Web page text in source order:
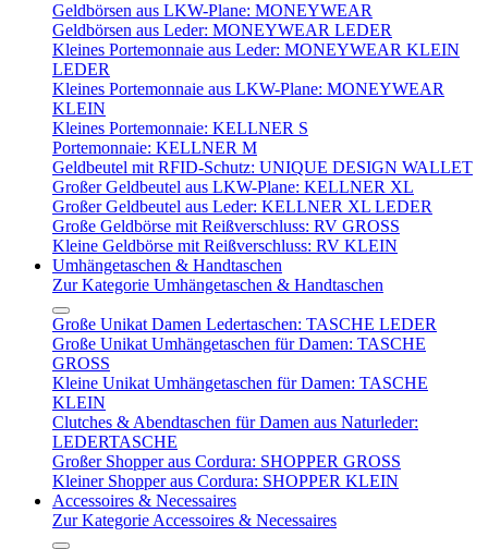
Geldbörsen aus LKW-Plane: MONEYWEAR
Geldbörsen aus Leder: MONEYWEAR LEDER
Kleines Portemonnaie aus Leder: MONEYWEAR KLEIN
LEDER
Kleines Portemonnaie aus LKW-Plane: MONEYWEAR
KLEIN
Kleines Portemonnaie: KELLNER S
Portemonnaie: KELLNER M
Geldbeutel mit RFID-Schutz: UNIQUE DESIGN WALLET
Großer Geldbeutel aus LKW-Plane: KELLNER XL
Großer Geldbeutel aus Leder: KELLNER XL LEDER
Große Geldbörse mit Reißverschluss: RV GROSS
Kleine Geldbörse mit Reißverschluss: RV KLEIN
Umhängetaschen & Handtaschen
Zur Kategorie Umhängetaschen & Handtaschen
Große Unikat Damen Ledertaschen: TASCHE LEDER
Große Unikat Umhängetaschen für Damen: TASCHE
GROSS
Kleine Unikat Umhängetaschen für Damen: TASCHE
KLEIN
Clutches & Abendtaschen für Damen aus Naturleder:
LEDERTASCHE
Großer Shopper aus Cordura: SHOPPER GROSS
Kleiner Shopper aus Cordura: SHOPPER KLEIN
Accessoires & Necessaires
Zur Kategorie Accessoires & Necessaires